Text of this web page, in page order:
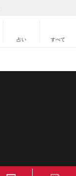
占い すべて